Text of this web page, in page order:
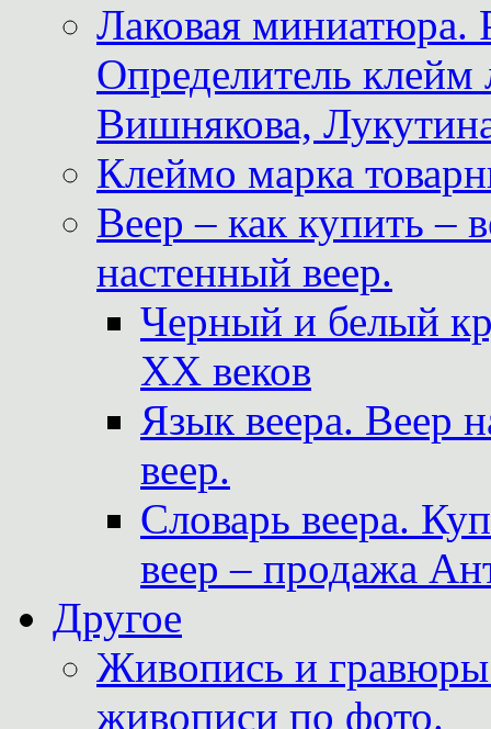
Лаковая миниатюра.
Определитель
Вишнякова,
Клеймо марка
Веер – как купить –
настенный веер.
Черный и белый
XX веков
Язык веера. Веер
веер.
Словарь веера.
веер – продажа
Другое
Живопись и
живописи по фото.